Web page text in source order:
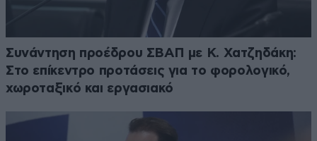
Συνάντηση προέδρου ΣΒΑΠ με Κ. Χατζηδάκη:
Στο επίκεντρο προτάσεις για το φορολογικό,
χωροταξικό και εργασιακό